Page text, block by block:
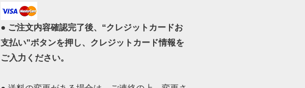
● ご注文内容確認完了後、“クレジットカードお
支払い”ボタンを押し、クレジットカード情報を
ご入力ください。